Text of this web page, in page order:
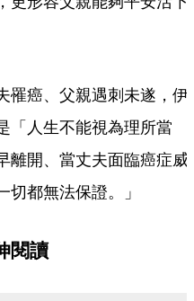
罹癌、父親遇刺未遂，伊
「人生不能視為理所當
離開、當丈夫面臨癌症威
都無法保證。」
閱讀